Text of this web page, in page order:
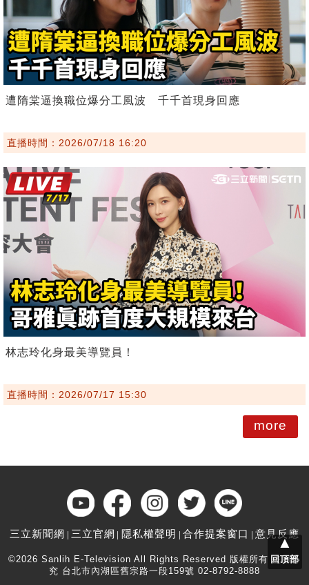
遭隋棠逼換職位爆分工風波 千千首現身回應
直播時間：2026/07/18 16:20
林志玲化身最美導覽員！
直播時間：2026/07/17 15:30
more
三立新聞網 三立官網 隱私權聲明 合作提案窗口 意見反應
©2026 Sanlih E-Television All Rights Reserved 版權所有 盜用必
究 台北市內湖區舊宗路一段159號 02-8792-8888
▲
回頂部